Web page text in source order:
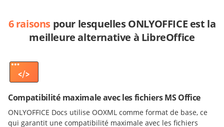
6 raisons pour lesquelles ONLYOFFICE est la
meilleure alternative à LibreOffice
Compatibilité maximale avec les fichiers MS Office
ONLYOFFICE Docs utilise OOXML comme format de base, ce
qui garantit une compatibilité maximale avec les fichiers